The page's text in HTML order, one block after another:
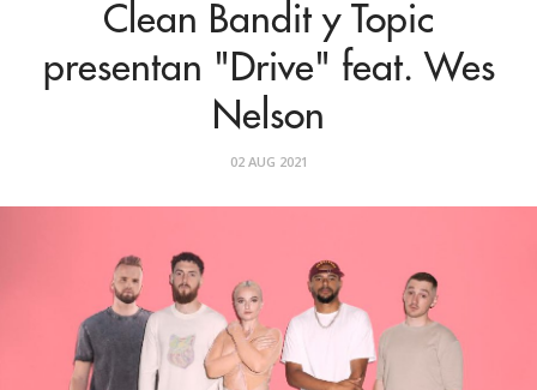
Clean Bandit y Topic
presentan "Drive" feat. Wes
Nelson
02 AUG 2021